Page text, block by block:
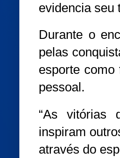
evidencia seu
Durante o
pelas
esporte como
pessoal.
“As vitórias
inspiram
através do